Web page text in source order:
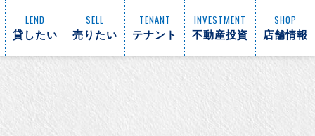
LEND
貸したい
SELL
売りたい
TENANT
テナント
INVESTMENT
不動産投資
SHOP
店舗情報